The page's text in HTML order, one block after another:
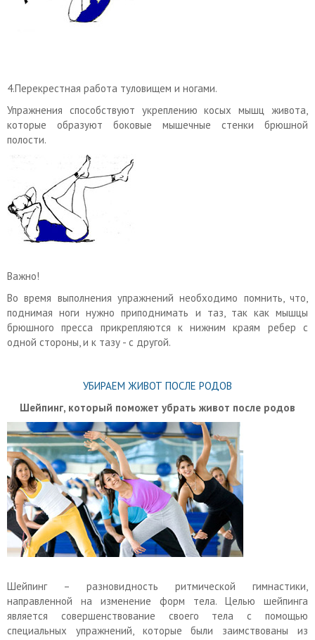
4.Перекрестная работа туловищем и ногами.
Упражнения способствуют укреплению косых мышц живота,
которые образуют боковые мышечные стенки брюшной
полости.
Важно!
Во время выполнения упражнений необходимо помнить, что,
поднимая ноги нужно приподнимать и таз, так как мышцы
брюшного пресса прикрепляются к нижним краям ребер с
одной стороны, и к тазу - с другой.
УБИРАЕМ ЖИВОТ ПОСЛЕ РОДОВ
Шейпинг, который поможет убрать живот после родов
Шейпинг – разновидность ритмической гимнастики,
направленной на изменение форм тела. Целью шейпинга
является совершенствование своего тела с помощью
специальных упражнений, которые были заимствованы из